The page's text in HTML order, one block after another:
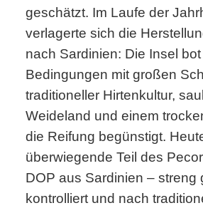
geschätzt. Im Laufe der
verlagerte sich die
nach Sardinien: Die Insel
Bedingungen mit großen
traditioneller Hirtenkultur,
Weideland und einem
die Reifung begünstigt.
überwiegende Teil des
DOP aus Sardinien – streng
kontrolliert und nach